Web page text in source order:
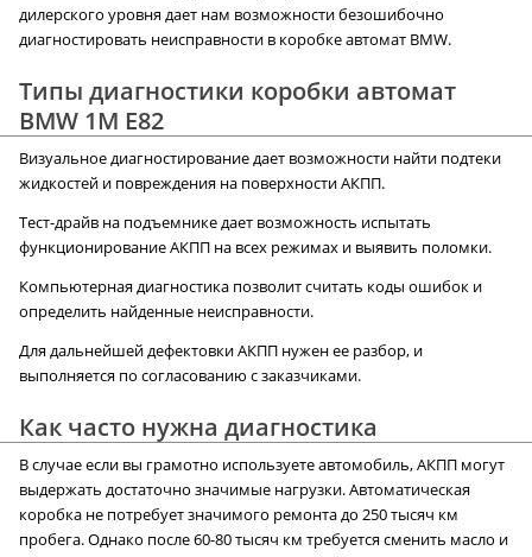
дилерского уровня дает нам возможности безошибочно
диагностировать неисправности в коробке автомат BMW.
Типы диагностики коробки автомат
BMW 1M E82
Визуальное диагностирование дает возможности найти подтеки
жидкостей и повреждения на поверхности АКПП.
Тест-драйв на подъемнике дает возможность испытать
функционирование АКПП на всех режимах и выявить поломки.
Компьютерная диагностика позволит считать коды ошибок и
определить найденные неисправности.
Для дальнейшей дефектовки АКПП нужен ее разбор, и
выполняется по согласованию с заказчиками.
Как часто нужна диагностика
В случае если вы грамотно используете автомобиль, АКПП могут
выдержать достаточно значимые нагрузки. Автоматическая
коробка не потребует значимого ремонта до 250 тысяч км
пробега. Однако после 60-80 тысяч км требуется сменить масло и